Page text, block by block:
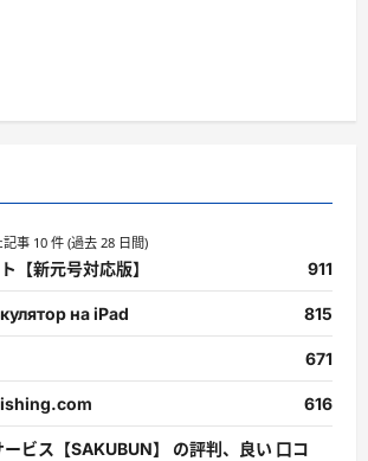
事 10 件 (過去 28 日間)
【新元号対応版】 911
на iPad 815
671
616
ビス【SAKUBUN】 の評判、良い 口コ